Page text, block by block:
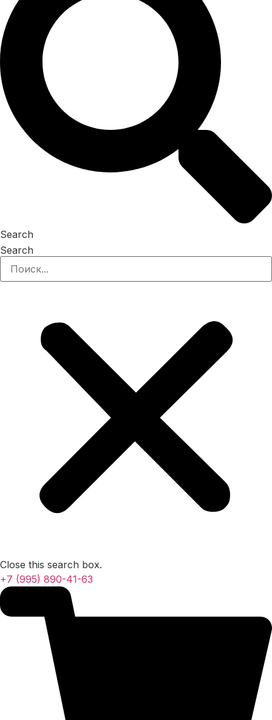
Search
Search
Close this search box.
+7 (995) 890-41-63